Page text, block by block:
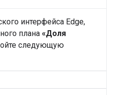
интерфейса Edge,
плана «Доля
следующую